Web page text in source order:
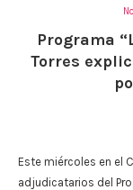
Programa
Torres
Este miércoles en el
adjudicatarios del